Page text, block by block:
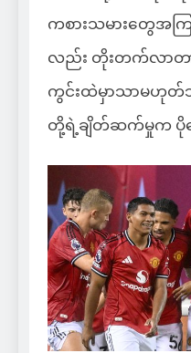
ကစားသမားတွေအ
လည်း တိုးတက်လာတာ
ကွင်းထဲမှာသာမဟုတ်
တို့ရဲ့ချိတ်ဆက်မှုက ပို